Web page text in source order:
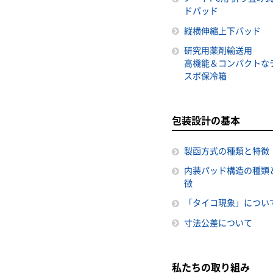
ドパッド
縦横伸縮上下パッド
研究用薬剤輸送用
高機能＆コンパクトな
スポ保冷箱
包装設計の基本
製函方式の種類と特徴
内装パッド構造の種類
徴
「タイコ現象」につい
寸法公差について
私たちの取り組み